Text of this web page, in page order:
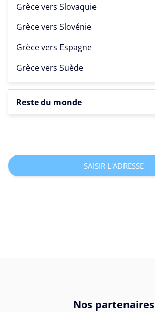
Grèce vers Slovaquie
Grèce vers Slovénie
Grèce vers Espagne
Grèce vers Suède
Reste du monde
SAISIR L'ADRESSE
Nos partenaires